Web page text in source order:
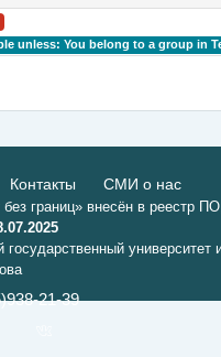
unless: You belong to a group in
Контакты СМИ о нас
без границ» внесён в реестр ПО,
университет
21-39